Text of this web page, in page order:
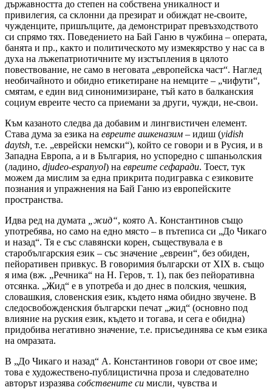
държавността до степен на собствена уникалност и
привилегия, са склонни да презират и обиждат не-своите,
чужденците, пришълците, да демонстрират превъзходството
си спрямо тях. Поведението на Бай Ганю в чужбина – операта,
банята и пр., както и политическото му измекярство у нас са в
духа на лъжепатриотичните му изстъпления в цялото
повествование, не само в неговата „европейска част“. Наглед
необичайното и обидно етикетиране на немците – „чифути“,
смятам, е един вид синонимизиране, тъй като в балканския
социум евреите често са приемани за други, чужди, не-свои.
Към казаното следва да добавим и лингвистичен елемент.
Става дума за езика на евреите ашкеназим – идиш (yidish
daytsh, т.е. „еврейски немски“), който се говори и в Русия, и в
Западна Европа, а и в България, но успоредно с шпаньолския
(ладино, djudeo-espanyol) на евреите сефаради. Тоест, тук
можем да мислим за една прикрита подигравка с езиковите
познания и упражнения на Бай Ганю из европейските
пространства.
Идва ред на думата
„жид“, която А. Константинов също
употребява, но само на едно място – в пътеписа си „До Чикаго
и назад“. Тя е със славянски корен, съществувала е в
старобългарския език – със значение „евреин“, без обиден,
пейоративен привкус. В говоримия български от ХІХ в. също
я има (вж. „Речника“ на Н. Геров, т. 1), пак без пейоративна
отсянка. „Жид“ е в употреба и до днес в полския, чешкия,
словашкия, словенския език, където няма обидно звучене. В
следосвобожденския български печат „жид“ (основно под
влияние на руския език, където и тогава, и сега е обидна)
придобива негативно значение, т.е. присъединява се към езика
на омразата.
В „До Чикаго и назад“ А. Константинов говори от свое име;
това е художествено-публицистична проза и следователно
авторът изразява собствените си мисли, чувства и